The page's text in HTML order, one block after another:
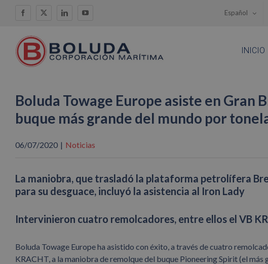
Facebook
X LinkedInYouTube Español
INICIO
Boluda Towage Europe asiste en Gran
buque más grande del mundo por
06/07/2020 | Noticias
La maniobra, que trasladó la plataforma petrolífera
para su desguace, incluyó la asistencia al Iron Lady
Intervinieron cuatro remolcadores, entre ellos el VB
Boluda Towage Europe ha asistido con éxito, a través de cuatro
KRACHT, a la maniobra de remolque del buque Pioneering Spirit (el